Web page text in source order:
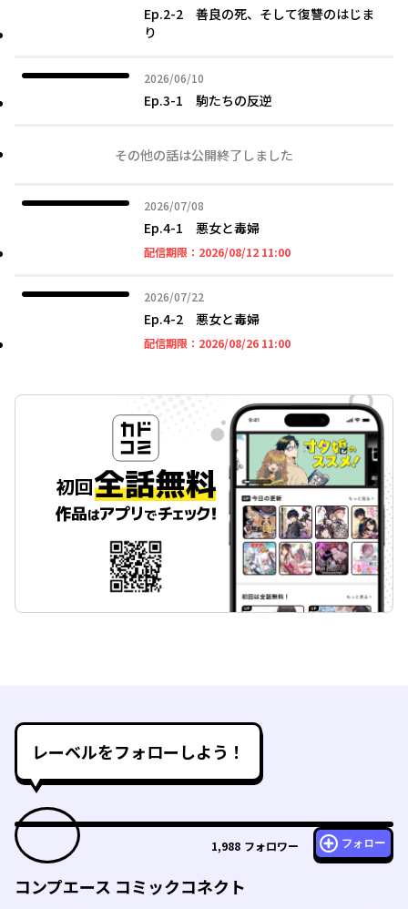
Ep.2-2 善良の死、そして復讐のはじま
り
2026/06/10
2026年06月10日
Ep.3-1 駒たちの反逆
その他の話は公開終了しました
2026/07/08
2026年07月08日
Ep.4-1 悪女と毒婦
配信期限： 2026/08/12 11:002026年08月12日 11時
2026/07/22
2026年07月22日
Ep.4-2 悪女と毒婦
配信期限： 2026/08/26 11:002026年08月26日 11時
レーベルをフォローしよう！
1,988 フォロワー フォロー
コンプエース コミックコネクト